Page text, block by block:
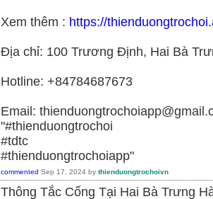
Xem thêm : https://
Địa chỉ: 100 Trương Định, Hai Bà
Hotline: +84784687673
Email:
"#thienduongtrochoi
#tdtc
#thienduongtrochoiapp"
commented Sep 17, 2024 by thienduongtrochoivn
Thông Tắc Cống Tại Hai Bà Trưng